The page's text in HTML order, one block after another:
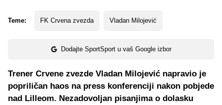
Teme: FK Crvena zvezda Vladan Milojević
Dodajte SportSport u vaš Google izbor
Trener Crvene zvezde Vladan Milojević napravio je
popriličan haos na press konferenciji nakon pobjede
nad Lilleom. Nezadovoljan pisanjima o dolasku